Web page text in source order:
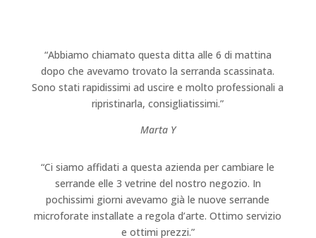
“Abbiamo chiamato questa ditta alle 6 di mattina
dopo che avevamo trovato la serranda scassinata.
Sono stati rapidissimi ad uscire e molto professionali a
ripristinarla, consigliatissimi.”
Marta Y
“Ci siamo affidati a questa azienda per cambiare le
serrande elle 3 vetrine del nostro negozio. In
pochissimi giorni avevamo già le nuove serrande
microforate installate a regola d’arte. Ottimo servizio
e ottimi prezzi.”